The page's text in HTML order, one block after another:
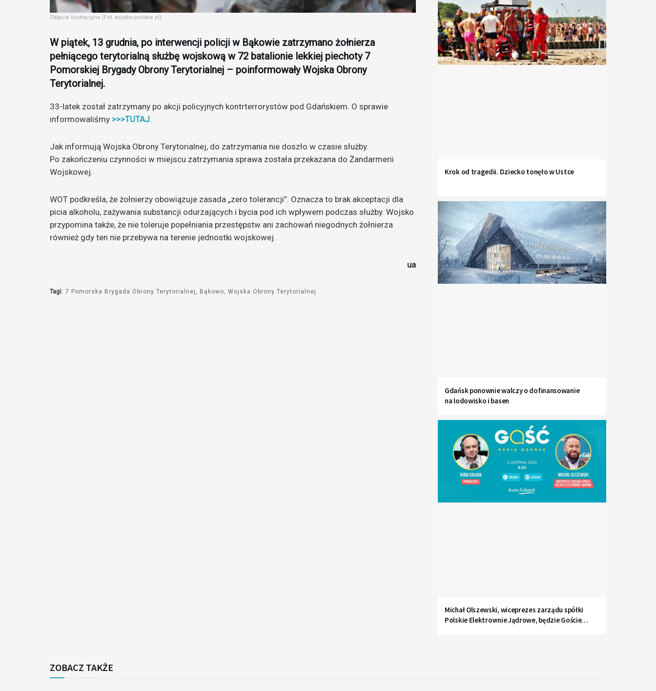
Zdjęcie ilustracyjne (Fot. wojsko-polskie.pl)
W piątek, 13 grudnia, po interwencji policji w Bąkowie zatrzymano żołnierza
pełniącego terytorialną służbę wojskową w 72 batalionie lekkiej piechoty 7
Pomorskiej Brygady Obrony Terytorialnej – poinformowały Wojska Obrony
Terytorialnej.
33-latek został zatrzymany po akcji policyjnych kontrterrorystów pod Gdańskiem. O sprawie
informowaliśmy >>>TUTAJ.
Jak informują Wojska Obrony Terytorialnej, do zatrzymania nie doszło w czasie służby.
Po zakończeniu czynności w miejscu zatrzymania sprawa została przekazana do Żandarmerii
Wojskowej.
WOT podkreśla, że żołnierzy obowiązuje zasada „zero tolerancji”. Oznacza to brak akceptacji dla
picia alkoholu, zażywania substancji odurzających i bycia pod ich wpływem podczas służby. Wojsko
przypomina także, że nie toleruje popełniania przestępstw ani zachowań niegodnych żołnierza
również gdy ten nie przebywa na terenie jednostki wojskowej.
ua
Tagi: 7 Pomorska Brygada Obrony Terytorialnej Bąkowo Wojska Obrony Terytorialnej
Krok od tragedii. Dziecko tonęło w Ustce
Gdańsk ponownie walczy o dofinansowanie
na lodowisko i basen
Michał Olszewski, wiceprezes zarządu spółki
Polskie Elektrownie Jądrowe, będzie Gościem
ZOBACZ TAKŻE